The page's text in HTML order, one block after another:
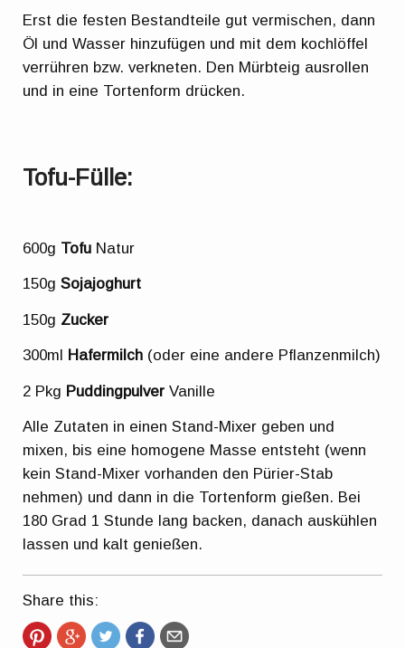
Erst die festen Bestandteile gut vermischen, dann
Öl und Wasser hinzufügen und mit dem kochlöffel
verrühren bzw. verkneten. Den Mürbteig ausrollen
und in eine Tortenform drücken.
Tofu-Fülle:
600g Tofu Natur
150gSojajoghurt
150g Zucker
300ml Hafermilch (oder eine andere Pflanzenmilch)
2 Pkg Puddingpulver Vanille
Alle Zutaten in einen Stand-Mixer geben und
mixen, bis eine homogene Masse entsteht (wenn
kein Stand-Mixer vorhanden den Pürier-Stab
nehmen) und dann in die Tortenform gießen. Bei
180 Grad 1 Stunde lang backen, danach auskühlen
lassen und kalt genießen.
Share this: